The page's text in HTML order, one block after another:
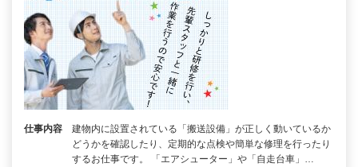
仕事内容
建物内に設置されている「搬送設備」が正しく動いているか
どうかを確認したり、定期的な点検や簡単な修理を行ったり
するお仕事です。 「エアシューター」や「自走台車」…